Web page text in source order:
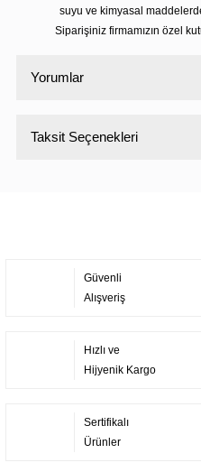
suyu ve kimyasal
Siparişiniz firmamızın özel
Yorumlar
Taksit Seçenekleri
Güvenli
Alışveriş
Hızlı ve
Hijyenik Kargo
Sertifikalı
Ürünler